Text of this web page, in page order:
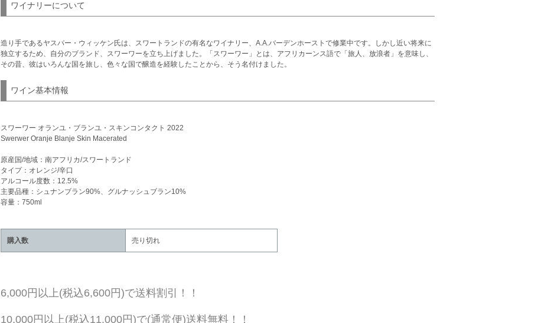
ワイナリーについて
造り手であるヤスパー・ウィッケン氏は、スワートランドの有名なワイナリー、A.A.バーデンホーストで修業中です。しかし近い将来に
独立するため、自分のブランド、スワーワーを立ち上げました。「スワーワー」とは、アフリカーンス語で「旅人、放浪者」を意味し、
その昔、彼はいろんな国を旅し、色々な国で醸造を経験したことから、そう名付けました。
ワイン基本情報
スワーワー オランユ・ブランユ・スキンコンタクト 2022
Swerwer Oranje Blanje Skin Macerated
原産国/地域：南アフリカ/スワートランド
タイプ：オレンジ/辛口
アルコール度数：12.5%
主要品種：シュナンブラン90%、グルナッシュブラン10%
容量：750ml
購入数 売り切れ
6,000円以上(税込6,600円)で送料割引！！
10,000円以上(税込11,000円)で(通常便)送料無料！！